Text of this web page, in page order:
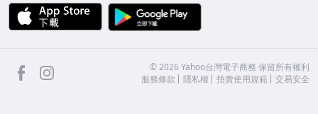
APP Store
facebook ©2026 Yahoo台灣電子商務 保留所有權利
服務條款
隱私權 拍賣使用規範 交易安全